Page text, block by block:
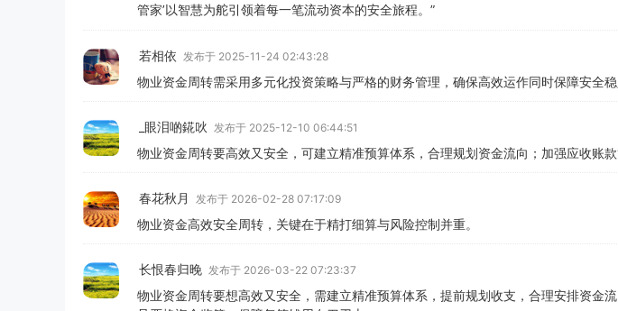
管家’以智慧为舵引领着每一笔流动资本的安全旅程。”
若相依 发布于 2025-11-24 02:43:28
物业资金周转需采用多元化投资策略与严格的财务管理，确保高效运作同时保障安全稳
_眼泪啲錵吙 发布于 2025-12-10 06:44:51
物业资金周转要高效又安全，可建立精准预算体系，合理规划资金流向；加强应收账
春花秋月 发布于 2026-02-28 07:17:09
物业资金高效安全周转，关键在于精打细算与风险控制并重。
长恨春归晚 发布于 2026-03-22 07:23:37
物业资金周转要想高效又安全，需建立精准预算体系，提前规划收支，合理安排资